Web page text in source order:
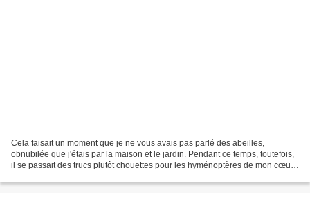
Cela faisait un moment que je ne vous avais pas parlé des abeilles,
obnubilée que j'étais par la maison et le jardin. Pendant ce temps, toutefois,
il se passait des trucs plutôt chouettes pour les hyménoptères de mon cœur :